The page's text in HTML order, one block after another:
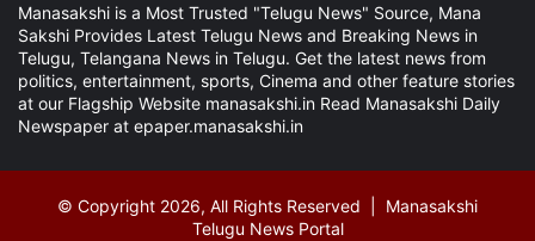
Manasakshi is a Most Trusted "Telugu News" Source, Mana
Sakshi Provides Latest Telugu News and Breaking News in
Telugu, Telangana News in Telugu. Get the latest news from
politics, entertainment, sports, Cinema and other feature stories
at our Flagship Website manasakshi.in Read Manasakshi Daily
Newspaper at epaper.manasakshi.in
© Copyright 2026, All Rights Reserved | Manasakshi
Telugu News Portal